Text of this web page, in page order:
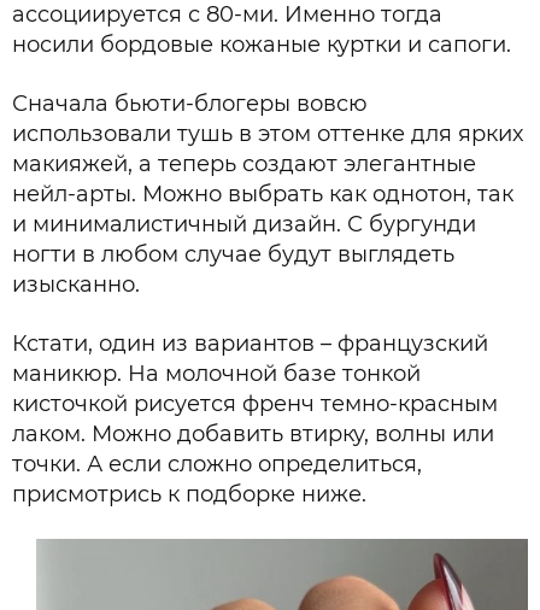
ассоциируется с 80-ми. Именно тогда
носили бордовые кожаные куртки и сапоги.
Сначала бьюти-блогеры вовсю
использовали тушь в этом оттенке для ярких
макияжей, а теперь создают элегантные
нейл-арты. Можно выбрать как однотон, так
и минималистичный дизайн. С бургунди
ногти в любом случае будут выглядеть
изысканно.
Кстати, один из вариантов – французский
маникюр. На молочной базе тонкой
кисточкой рисуется френч темно-красным
лаком. Можно добавить втирку, волны или
точки. А если сложно определиться,
присмотрись к подборке ниже.